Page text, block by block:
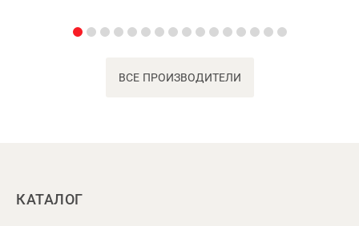
ВСЕ ПРОИЗВОДИТЕЛИ
КАТАЛОГ